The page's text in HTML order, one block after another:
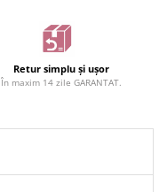
Retur simplu și ușor
În maxim 14 zile GARANTAT.